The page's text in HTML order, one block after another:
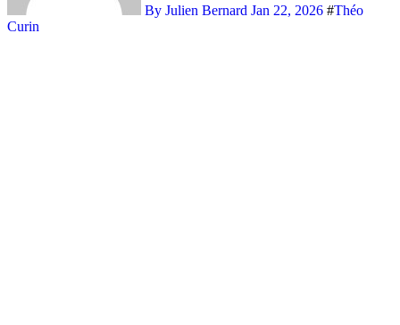
By Julien Bernard Jan 22, 2026 #Théo
Curin